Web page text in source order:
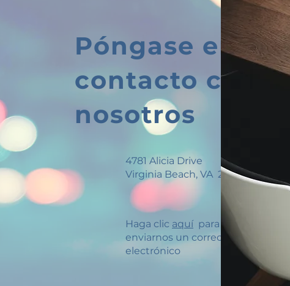
Póngase en
contacto con
nosotros
4781 Alicia Drive
Virginia Beach, VA 23462
Haga clic aquí para
enviarnos un correo
electrónico